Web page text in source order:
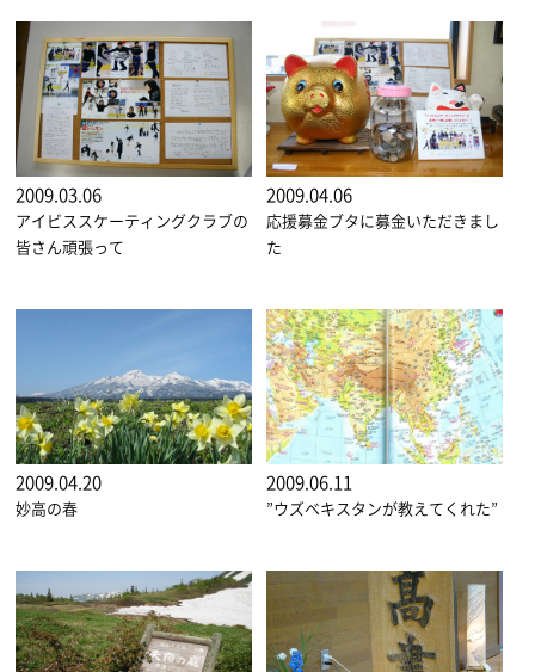
2009.03.06
アイビススケーティングクラブの
皆さん頑張って
2009.04.06
応援募金ブタに募金いただきまし
た
2009.04.20
妙高の春
2009.06.11
”ウズベキスタンが教えてくれた”